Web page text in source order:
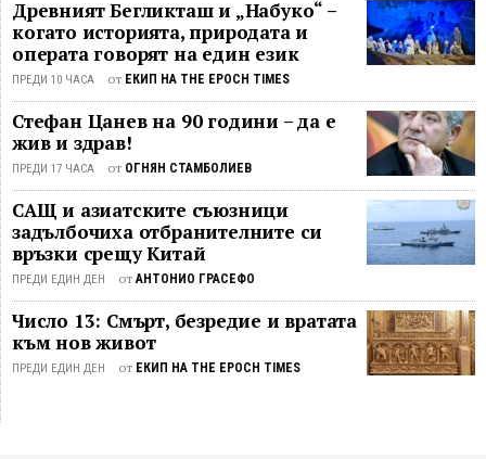
Древният Бегликташ и „Набуко“ –
когато историята, природата и
операта говорят на един език
ПРЕДИ 10 ЧАСА от ЕКИП НА THE EPOCH TIMES
Стефан Цанев на 90 години – да е
жив и здрав!
ПРЕДИ 17 ЧАСА от ОГНЯН СТАМБОЛИЕВ
САЩ и азиатските съюзници
задълбочиха отбранителните си
връзки срещу Китай
ПРЕДИ ЕДИН ДЕН от АНТОНИО ГРАСЕФО
Число 13: Смърт, безредие и вратата
към нов живот
ПРЕДИ ЕДИН ДЕН от ЕКИП НА THE EPOCH TIMES